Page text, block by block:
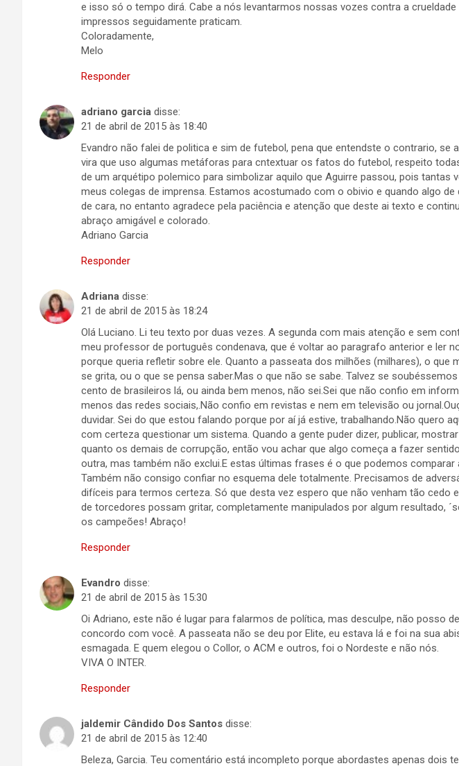
e isso só o tempo dirá. Cabe a nós levantarmos nossas vozes contra a
impressos seguidamente praticam.
Coloradamente,
Melo
Responder
adriano garcia disse:
21 de abril de 2015 às 18:40
Evandro não falei de politica e sim de futebol, pena que entendste o contrario, se
vira que uso algumas metáforas para cntextuar os fatos do futebol, respeito
de um arquétipo polemico para simbolizar aquilo que Aguirre passou, pois tantas
meus colegas de imprensa. Estamos acostumado com o obivio e quando algo
de cara, no entanto agradece pela paciência e atenção que deste ai texto e
abraço amigável e colorado.
Adriano Garcia
Responder
Adriana disse:
21 de abril de 2015 às 18:24
Olá Luciano. Li teu texto por duas vezes. A segunda com mais atenção e sem
meu professor de português condenava, que é voltar ao paragrafo anterior e ler
porque queria refletir sobre ele. Quanto a passeata dos milhões (milhares), o que
se grita, ou o que se pensa saber.Mas o que não se sabe. Talvez se
cento de brasileiros lá, ou ainda bem menos, não sei.Sei que não confio em
menos das redes sociais,.Não confio em revistas e nem em televisão ou
duvidar. Sei do que estou falando porque por aí já estive, trabalhando.Não quero
com certeza questionar um sistema. Quando a gente puder dizer, publicar,
quanto os demais de corrupção, então vou achar que algo começa a fazer
outra, mas também não exclui.E estas últimas frases é o que podemos comparar
Também não consigo confiar no esquema dele totalmente. Precisamos de
difíceis para termos certeza. Só que desta vez espero que não venham tão cedo
de torcedores possam gritar, completamente manipulados por algum resultado,
os campeões! Abraço!
Responder
Evandro disse:
21 de abril de 2015 às 15:30
Oi Adriano, este não é lugar para falarmos de política, mas desculpe, não posso
concordo com você. A passeata não se deu por Elite, eu estava lá e foi na sua
esmagada. E quem elegou o Collor, o ACM e outros, foi o Nordeste e não nós.
VIVA O INTER.
Responder
jaldemir Cândido Dos Santos disse:
21 de abril de 2015 às 12:40
Beleza, Garcia. Teu comentário está incompleto porque abordastes apenas dois